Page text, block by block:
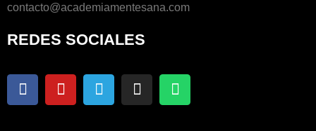
contacto@academiamentesana.com​
REDES SOCIALES
F
a
Y
o
T
e
I
n
W
h